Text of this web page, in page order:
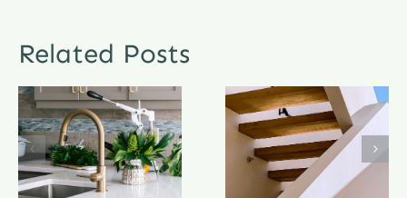
Related Posts